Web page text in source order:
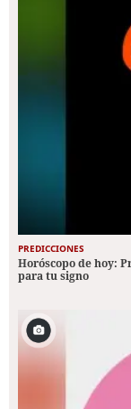
PREDICCIONES
Horóscopo de hoy:
para tu signo